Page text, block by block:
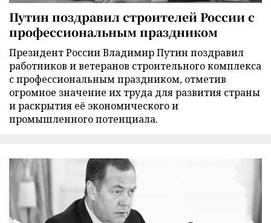
Путин поздравил строителей России с
профессиональным праздником
Президент России Владимир Путин поздравил
работников и ветеранов строительного комплекса
с профессиональным праздником, отметив
огромное значение их труда для развития страны
и раскрытия её экономического и
промышленного потенциала.